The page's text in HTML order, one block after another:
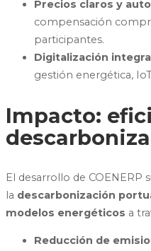
Precios claros y
compensación
participantes.
Digitalización
gestión energética,
Impacto:
El desarrollo de COENERP
la descarbonización
modelos energéticos a
Reducción de